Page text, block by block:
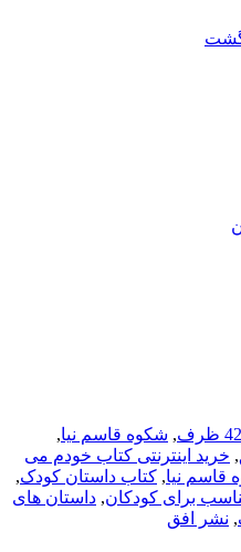
, شکوه قاسم نیا,
, خرید اینترنتی کتاب خودم می
قاسم نیا, کتاب داستان کودک,
برای کودکان, داستان های
, نشر افق